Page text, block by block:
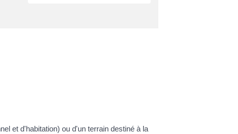
et d'habitation) ou d'un terrain destiné à la